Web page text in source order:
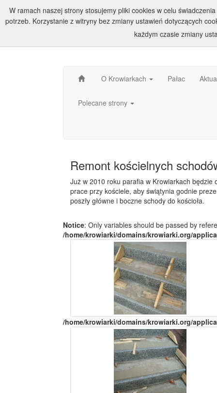
O Krowiarkach Pałac
Polecane strony
Remont kościelnych
Już w 2010 roku parafia w Krowiarkach będzie
prace przy kościele, aby świątynia godnie
poszły główne i boczne schody do kościoła.
Notice: Only variables should be passed by
/home/krowiarki/domains/krowiarki.org/
/home/krowiarki/domains/krowiarki.org/
W ramach naszej strony stosujemy pliki cookies w celu
potrzeb. Korzystanie z witryny bez zmiany ustawień dotyczących
każdym czasie zmiany